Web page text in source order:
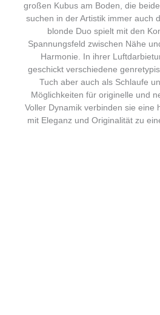
großen Kubus am Boden, die
suchen in der Artistik immer auch
blonde Duo spielt mit den
Spannungsfeld zwischen Nähe
Harmonie. In ihrer
geschickt verschiedene
Tuch aber auch als Schlaufe
Möglichkeiten für originelle und
Voller Dynamik verbinden sie eine
mit Eleganz und Originalität zu